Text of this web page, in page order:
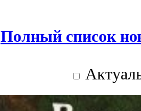
Полный список